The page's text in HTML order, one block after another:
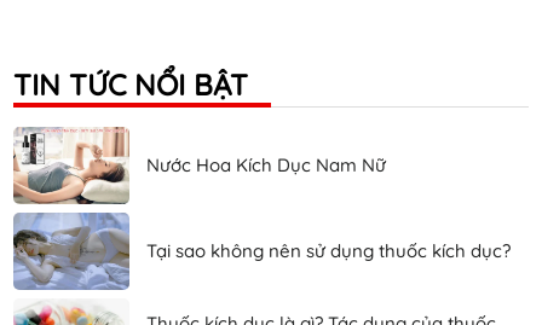
TIN TỨC NỔI BẬT
Nước Hoa Kích Dục Nam Nữ
Tại sao không nên sử dụng thuốc kích dục?